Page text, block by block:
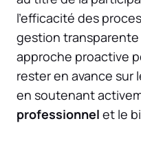
l’efficacité des
gestion
approche proactive
rester en avance sur
en soutenant
professionnel et le